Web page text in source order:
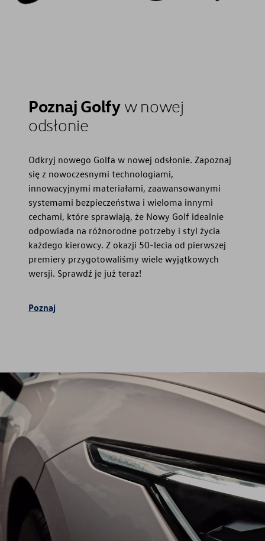
Poznaj Golfyw nowej
odsłonie
Odkryj nowego Golfa w nowej odsłonie. Zapoznaj
się z nowoczesnymi technologiami,
innowacyjnymi materiałami, zaawansowanymi
systemami bezpieczeństwa i wieloma innymi
cechami, które sprawiają, że Nowy Golf idealnie
odpowiada na różnorodne potrzeby i styl życia
każdego kierowcy. Z okazji 50-lecia od pierwszej
premiery przygotowaliśmy wiele wyjątkowych
wersji. Sprawdź je już teraz!
Poznaj